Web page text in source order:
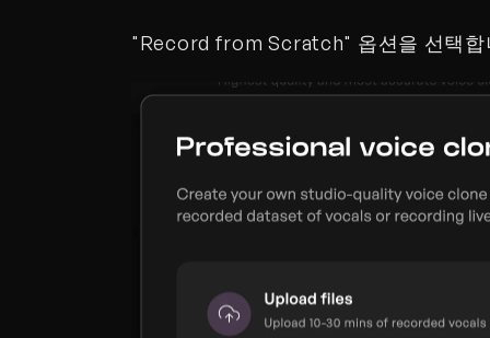
"Record from Scratch" 옵션을 선택합